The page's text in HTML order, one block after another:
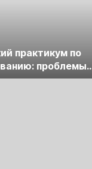
практикум по
проблемы